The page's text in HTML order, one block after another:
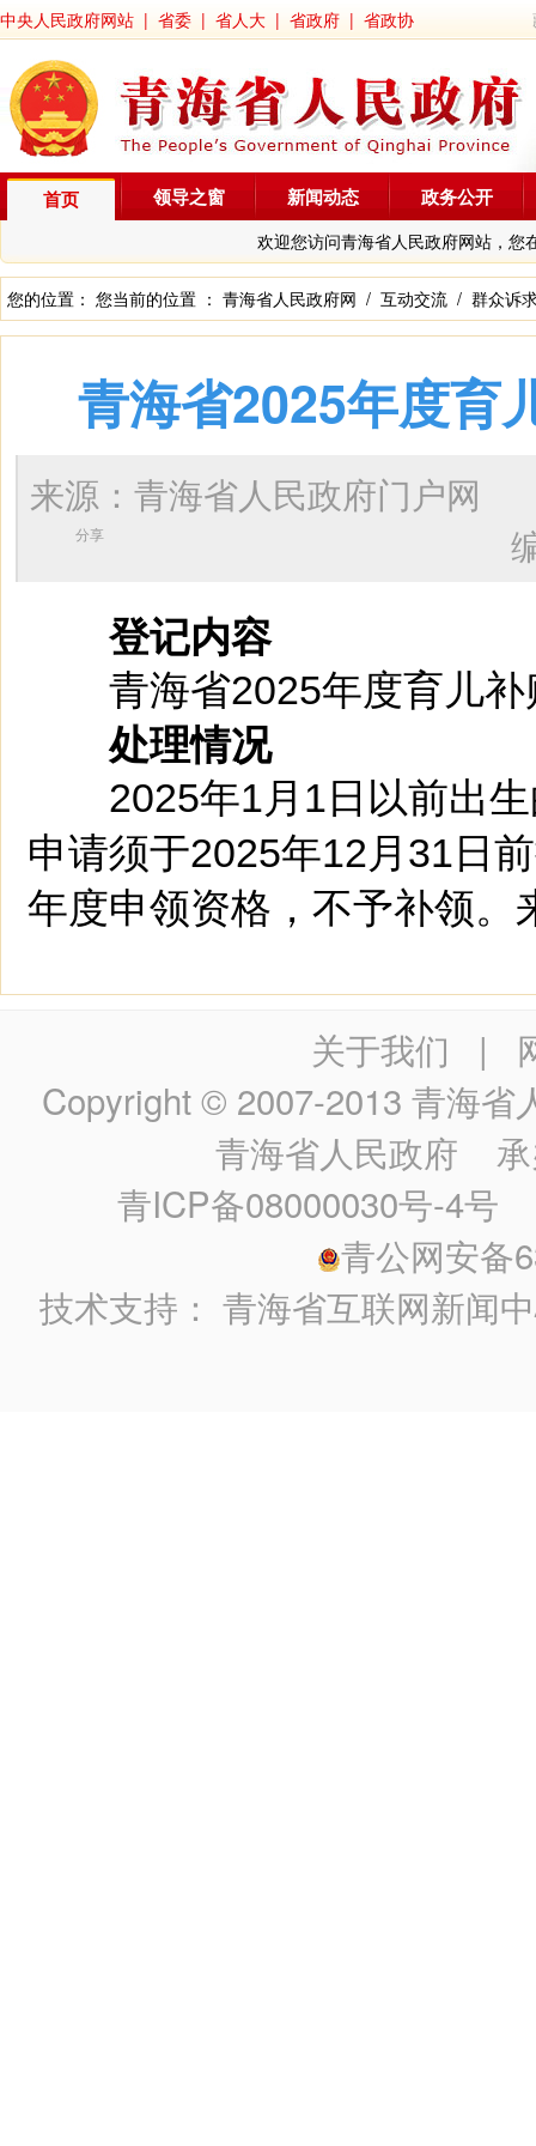
中央人民政府网站 | 省委 | 省人大 | 省政府 | 省政协
首页
欢迎您访问青海省人民政府网站，您
领导之窗 新闻动态 政务公开
您的位置： 您当前的位置 ： 青海省人民政府网 / 互动交流 / 群众诉
青海省2025年度育
来源：青海省人民政府门户
分享
登记内容
青海省2025年度育儿
处理情况
2025年1月1日以前出
申请须于2025年12月31日
年度申领资格，不予补领。
关于我们 |
Copyright © 2007-2013 青海省
青海省人民政府 承
青ICP备08000030号-4号
青公网安备
技术支持：青海省互联网新闻